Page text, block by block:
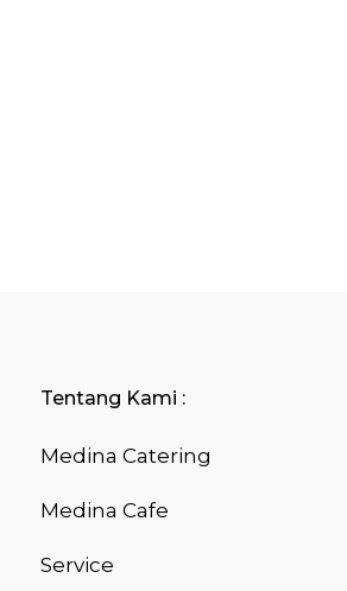
Tentang Kami :
Medina Catering
Medina Cafe
Service